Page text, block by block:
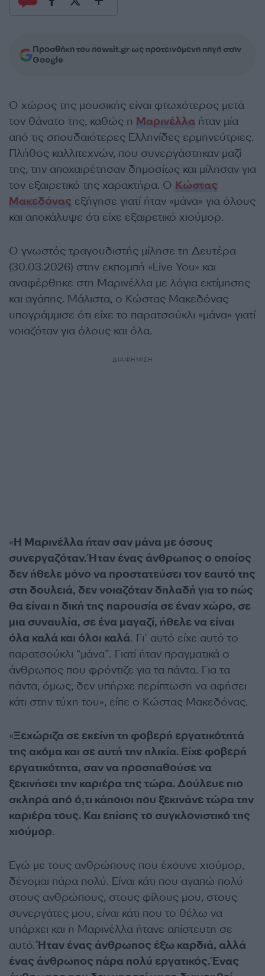
Προσθήκη του newsit.gr ως προτεινόμενη πηγή στην
Google
Ο χώρος της μουσικής είναι φτωχότερος μετά
τον θάνατο της, καθώς η Μαρινέλλα ήταν μία
από τις σπουδαιότερες Ελληνίδες ερμηνεύτριες.
Πλήθος καλλιτεχνών, που συνεργάστηκαν μαζί
της, την αποχαιρέτησαν δημοσίως και μίλησαν για
τον εξαιρετικό της χαρακτήρα. Ο Κώστας
Μακεδόνας εξήγησε γιατί ήταν «μάνα» για όλους
και αποκάλυψε ότι είχε εξαιρετικό χιούμορ.
Ο γνωστός τραγουδιστής μίλησε τη Δευτέρα
(30.03.2026) στην εκπομπή «Live You» και
αναφέρθηκε στη Μαρινέλλα με λόγια εκτίμησης
και αγάπης. Μάλιστα, ο Κώστας Μακεδόνας
υπογράμμισε ότι είχε το παρατσούκλι «μάνα» γιατί
νοιαζόταν για όλους και όλα.
ΔΙΑΦΗΜΙΣΗ
«Η Μαρινέλλα ήταν σαν μάνα με όσους
συνεργαζόταν. Ήταν ένας άνθρωπος ο οποίος
δεν ήθελε μόνο να προστατεύσει τον εαυτό της
στη δουλειά, δεν νοιαζόταν δηλαδή για το πώς
θα είναι η δική της παρουσία σε έναν χώρο, σε
μια συναυλία, σε ένα μαγαζί, ήθελε να είναι
όλα καλά και όλοι καλά. Γι’ αυτό είχε αυτό το
παρατσούκλι “μάνα”. Γιατί ήταν πραγματικά ο
άνθρωπος που φρόντιζε για τα πάντα. Για τα
πάντα, όμως, δεν υπήρχε περίπτωση να αφήσει
κάτι στην τύχη του», είπε ο Κώστας Μακεδόνας.
«Ξεχώριζα σε εκείνη τη φοβερή εργατικότητά
της ακόμα και σε αυτή την ηλικία. Είχε φοβερή
εργατικότητα, σαν να προσπαθούσε να
ξεκινήσει την καριέρα της τώρα. Δούλευε πιο
σκληρά από ό,τι κάποιοι που ξεκινάνε τώρα την
καριέρα τους. Και επίσης το συγκλονιστικό της
χιούμορ.
Εγώ με τους ανθρώπους που έχουνε χιούμορ,
δένομαι πάρα πολύ. Είναι κάτι που αγαπώ πολύ
στους ανθρώπους, στους φίλους μου, στους
συνεργάτες μου, είναι κάτι που το θέλω να
υπάρχει και η Μαρινέλλα ήτανε απίστευτη σε
αυτό.Ήταν ένας άνθρωπος έξω καρδιά, αλλά
ένας άνθρωπος πάρα πολύ εργατικός. Ένας